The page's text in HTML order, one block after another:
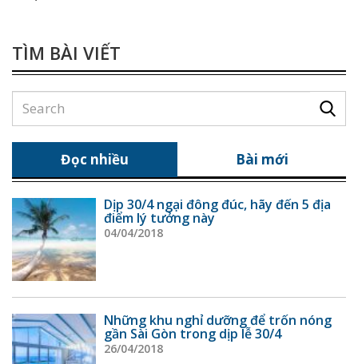
TÌM BÀI VIẾT
Đọc nhiều Bài mới
Dịp 30/4 ngại đông đúc, hãy đến 5 địa
điểm lý tưởng này
04/04/2018
Những khu nghỉ dưỡng để trốn nóng
gần Sài Gòn trong dịp lễ 30/4
26/04/2018